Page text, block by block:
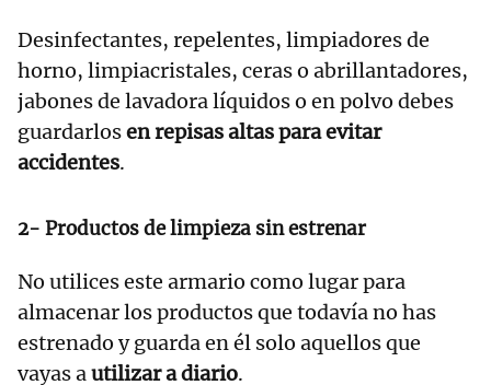
Desinfectantes, repelentes, limpiadores de
horno, limpiacristales, ceras o abrillantadores,
jabones de lavadora líquidos o en polvo debes
guardarlosen repisas altaspara evitar
accidentes.
2- Productos de limpieza sin estrenar
No utilices este armario como lugar para
almacenar los productos que todavía no has
estrenado y guarda en él solo aquellos que
vayas autilizar a diario.